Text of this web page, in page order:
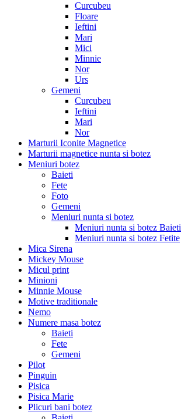
Curcubeu
Floare
Ieftini
Mari
Mici
Minnie
Nor
Urs
Gemeni
Curcubeu
Ieftini
Mari
Nor
Marturii Iconite Magnetice
Marturii magnetice nunta si botez
Meniuri botez
Baieti
Fete
Foto
Gemeni
Meniuri nunta si botez
Meniuri nunta si botez Baieti
Meniuri nunta si botez Fetite
Mica Sirena
Mickey Mouse
Micul print
Minioni
Minnie Mouse
Motive traditionale
Nemo
Numere masa botez
Baieti
Fete
Gemeni
Pilot
Pinguin
Pisica
Pisica Marie
Plicuri bani botez